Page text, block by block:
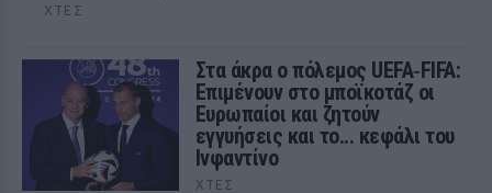
ΧΤΕΣ
Στα άκρα ο πόλεμος UEFA‑FIFA:
Επιμένουν στο μποϊκοτάζ οι
Ευρωπαίοι και ζητούν
εγγυήσεις και το... κεφάλι του
Ινφαντίνο
ΧΤΕΣ